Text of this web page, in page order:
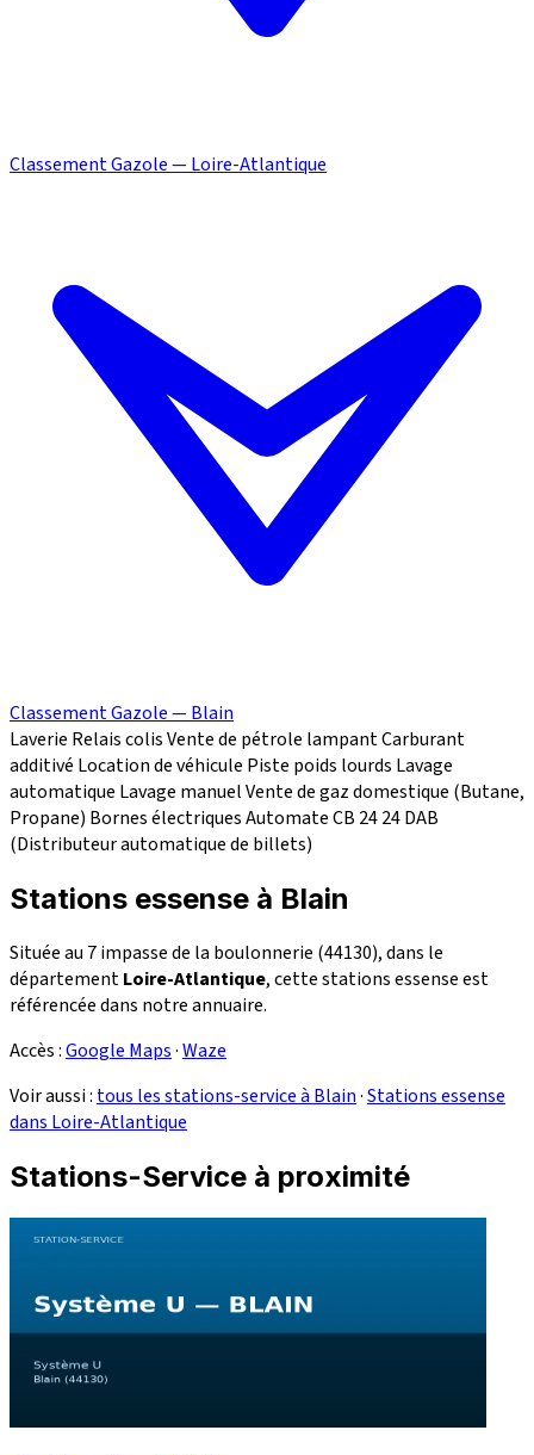
Classement Gazole — Loire-Atlantique
Classement Gazole — Blain
Laverie Relais colisVente de pétrole lampantCarburant
additivé Location de véhicule Piste poids lourds Lavage
automatique Lavage manuelVente de gaz domestique (Butane,
Propane) Bornes électriquesAutomate CB 2424DAB
(Distributeur automatique de billets)
Stations essense à Blain
Située au 7 impasse de la boulonnerie (44130), dans le
départementLoire-Atlantique, cette stations essense est
référencée dans notre annuaire.
Accès :Google Maps·Waze
Voir aussi : tous les stations-service à Blain·Stations essense
dans Loire-Atlantique
Stations-Service à proximité